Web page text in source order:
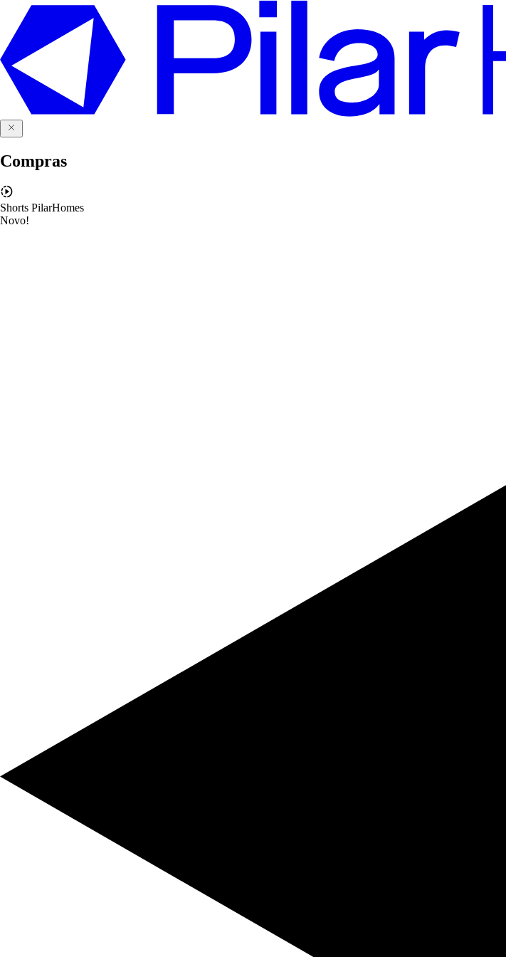
Compras
Shorts PilarHomes
Novo!